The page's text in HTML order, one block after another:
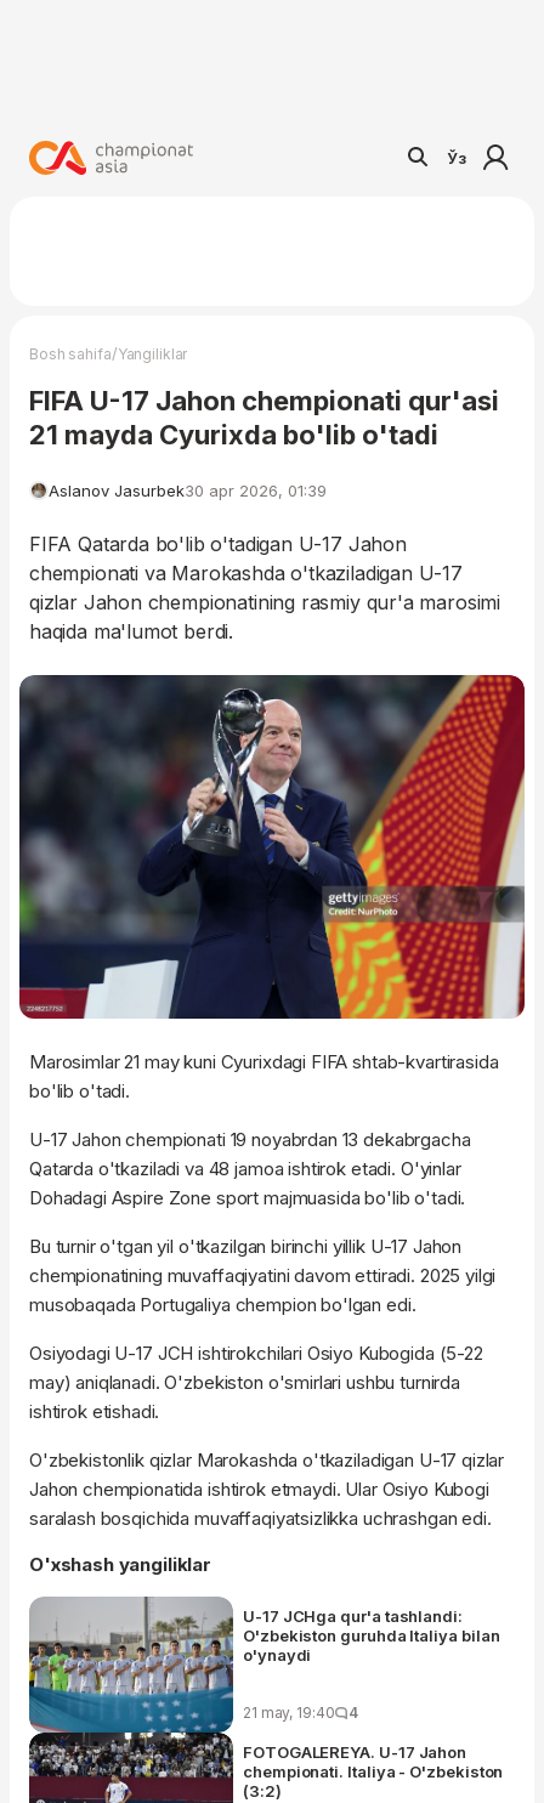
Ўз
Bosh sahifa/Yangiliklar
FIFA U-17 Jahon chempionati qur'asi
21 mayda Cyurixda bo'lib o'tadi
Aslanov Jasurbek30 apr 2026, 01:39
FIFA Qatarda bo'lib o'tadigan U-17 Jahon
chempionati va Marokashda o'tkaziladigan U-17
qizlar Jahon chempionatining rasmiy qur'a marosimi
haqida ma'lumot berdi.
Marosimlar 21 may kuni Cyurixdagi FIFA shtab-kvartirasida
bo'lib o'tadi.
U-17 Jahon chempionati 19 noyabrdan 13 dekabrgacha
Qatarda o'tkaziladi va 48 jamoa ishtirok etadi. O'yinlar
Dohadagi Aspire Zone sport majmuasida bo'lib o'tadi.
Bu turnir o'tgan yil o'tkazilgan birinchi yillik U-17 Jahon
chempionatining muvaffaqiyatini davom ettiradi. 2025 yilgi
musobaqada Portugaliya chempion bo'lgan edi.
Osiyodagi U-17 JCH ishtirokchilari Osiyo Kubogida (5-22
may) aniqlanadi. O'zbekiston o'smirlari ushbu turnirda
ishtirok etishadi.
O'zbekistonlik qizlar Marokashda o'tkaziladigan U-17 qizlar
Jahon chempionatida ishtirok etmaydi. Ular Osiyo Kubogi
saralash bosqichida muvaffaqiyatsizlikka uchrashgan edi.
O'xshash yangiliklar
U-17 JCHga qur'a tashlandi:
O'zbekiston guruhda Italiya bilan
o'ynaydi
21 may, 19:40 4
FOTOGALEREYA. U-17 Jahon
chempionati. Italiya - O'zbekiston
(3:2)